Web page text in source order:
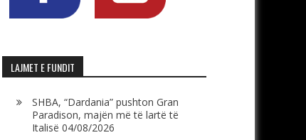
LAJMET E FUNDIT
SHBA, “Dardania” pushton Gran
Paradison, majën më të lartë të
Italisë 04/08/2026